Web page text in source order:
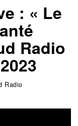
: « Le
Radio
Radio